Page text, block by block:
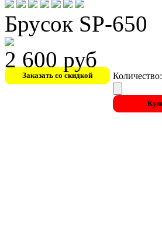
Брусок SP-650
2 600 руб
Количество: